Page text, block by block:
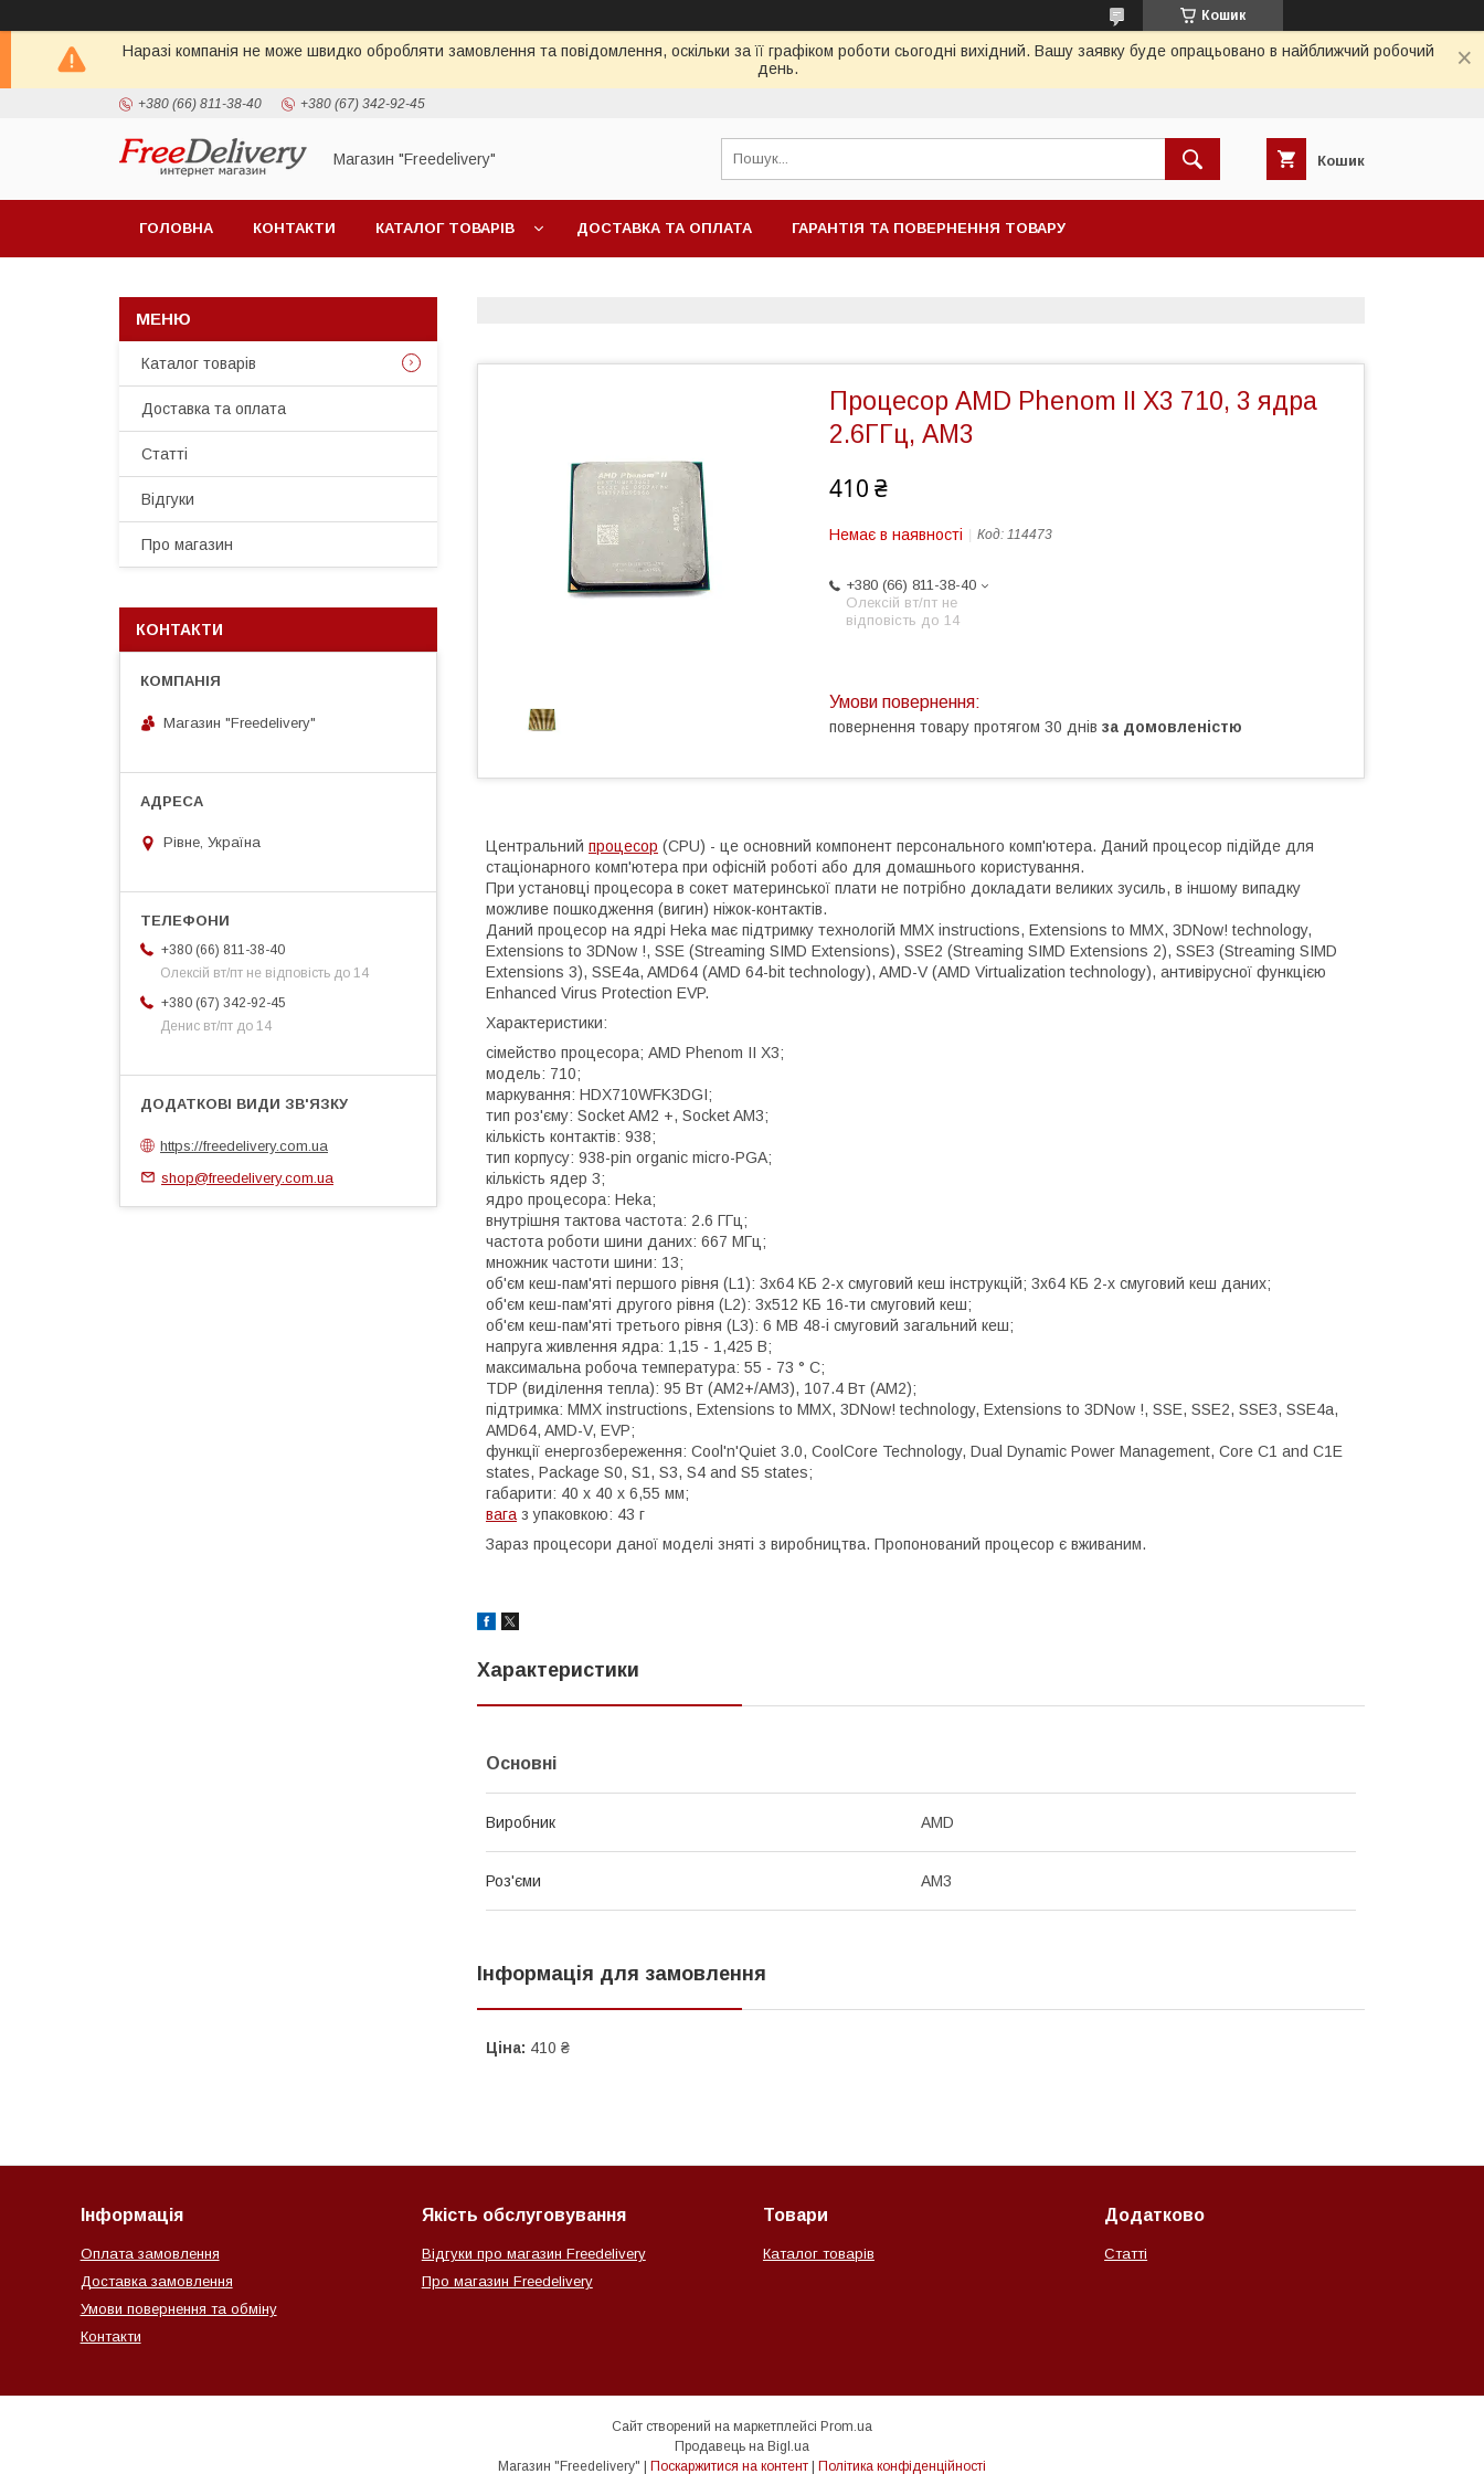
Кошик
Наразі компанія не може швидко обробляти замовлення та повідомлення, оскільки за її графіком роботи сьогодні вихідний. Вашу заявку буде опрацьовано в найближчий робочий
день.
+380 (66) 811-38-40 +380 (67) 342-92-45
Магазин "Freedelivery" Кошик
ГОЛОВНА КОНТАКТИ КАТАЛОГ ТОВАРІВ ДОСТАВКА ТА ОПЛАТА ГАРАНТІЯ ТА ПОВЕРНЕННЯ ТОВАРУ
Процесор AMD Phenom II X3 710, 3 ядра
2.6ГГц, AM3
410 ₴
Немає в наявності Код: 114473
+380 (66) 811-38-40
Олексій вт/пт не
відповість до 14
повернення товару протягом 30 днів за домовленістю
Центральний процесор (CPU) - це основний компонент персонального комп'ютера. Даний процесор підійде для
стаціонарного комп'ютера при офісній роботі або для домашнього користування.
При установці процесора в сокет материнської плати не потрібно докладати великих зусиль, в іншому випадку
можливе пошкодження (вигин) ніжок-контактів.
Даний процесор на ядрі Heka має підтримку технологій MMX instructions, Extensions to MMX, 3DNow! technology,
Extensions to 3DNow !, SSE (Streaming SIMD Extensions), SSE2 (Streaming SIMD Extensions 2), SSE3 (Streaming SIMD
Extensions 3), SSE4a, AMD64 (AMD 64-bit technology), AMD-V (AMD Virtualization technology), антивірусної функцією
Enhanced Virus Protection EVP.
Характеристики:
сімейство процесора; AMD Phenom II X3;
модель: 710;
маркування: HDX710WFK3DGI;
тип роз'єму: Socket AM2 +, Socket AM3;
кількість контактів: 938;
тип корпусу: 938-pin organic micro-PGA;
кількість ядер 3;
ядро процесора: Heka;
внутрішня тактова частота: 2.6 ГГц;
частота роботи шини даних: 667 МГц;
множник частоти шини: 13;
об'єм кеш-пам'яті першого рівня (L1): 3x64 КБ 2-х смуговий кеш інструкцій; 3x64 КБ 2-х смуговий кеш даних;
об'єм кеш-пам'яті другого рівня (L2): 3x512 КБ 16-ти смуговий кеш;
об'єм кеш-пам'яті третього рівня (L3): 6 МВ 48-і смуговий загальний кеш;
напруга живлення ядра: 1,15 - 1,425 В;
максимальна робоча температура: 55 - 73 ° C;
TDP (виділення тепла): 95 Вт (AM2+/AM3), 107.4 Вт (AM2);
підтримка: MMX instructions, Extensions to MMX, 3DNow! technology, Extensions to 3DNow !, SSE, SSE2, SSE3, SSE4a,
AMD64, AMD-V, EVP;
функції енергозбереження: Cool'n'Quiet 3.0, CoolCore Technology, Dual Dynamic Power Management, Core C1 and C1E
states, Package S0, S1, S3, S4 and S5 states;
габарити: 40 х 40 х 6,55 мм;
вага з упаковкою: 43 г
Зараз процесори даної моделі зняті з виробництва. Пропонований процесор є вживаним.
Характеристики
Основні
Виробник AMD
Роз'єми AM3
Інформація для замовлення
Ціна: 410 ₴
Каталог товарів
Доставка та оплата
Статті
Відгуки
Про магазин
КОНТАКТИ
Магазин "Freedelivery"
Рівне, Україна
+380 (66) 811-38-40
Олексій вт/пт не відповість до 14
+380 (67) 342-92-45
Денис вт/пт до 14
https://freedelivery.com.ua
shop@freedelivery.com.ua
Інформація
Оплата замовлення
Доставка замовлення
Умови повернення та обміну
Контакти
Якість обслуговування
Відгуки про магазин Freedelivery
Про магазин Freedelivery
Товари
Каталог товарів
Додатково
Статті
Сайт створений на маркетплейсі Prom.ua
Продавець на Bigl.ua
Поскаржитися на контент Політика конфіденційності